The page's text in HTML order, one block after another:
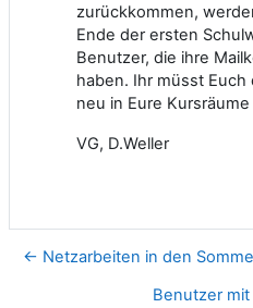
zurückkommen,
Ende der ersten
Benutzer, die ihre
haben. Ihr müsst
neu in Eure
VG, D.Weller
← Netzarbeiten in den
Benutzer